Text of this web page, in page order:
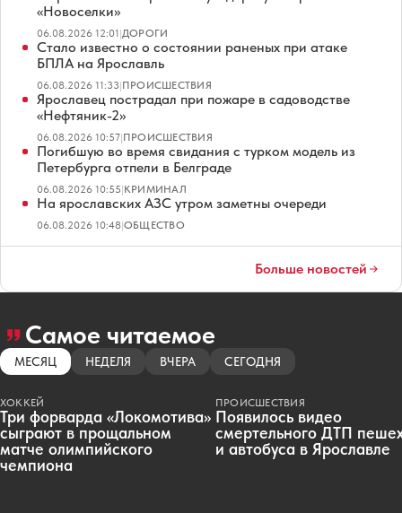
«Новоселки»
06.08.2026 12:01|ДОРОГИ
Стало известно о состоянии раненых при атаке
БПЛА на Ярославль
06.08.2026 11:33|ПРОИСШЕСТВИЯ
Ярославец пострадал при пожаре в садоводстве
«Нефтяник-2»
06.08.2026 10:57|ПРОИСШЕСТВИЯ
Погибшую во время свидания с турком модель из
Петербурга отпели в Белграде
06.08.2026 10:55|КРИМИНАЛ
На ярославских АЗС утром заметны очереди
06.08.2026 10:48|ОБЩЕСТВО
Больше новостей
Самое читаемое
МЕСЯЦ НЕДЕЛЯ ВЧЕРА СЕГОДНЯ
ХОККЕЙ
Три форварда «Локомотива»
сыграют в прощальном
матче олимпийского
чемпиона
ПРОИСШЕСТВИЯ
Появилось видео
смертельного ДТП
и автобуса в Ярославле